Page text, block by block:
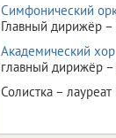
Симфонический
Главный дирижёр –
Академический хор
главный дирижёр –
Солистка –